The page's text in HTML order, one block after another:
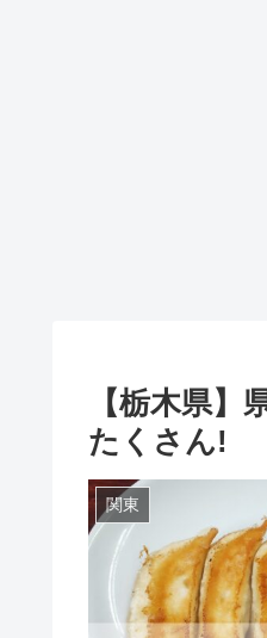
【栃木県
たくさん!
関東